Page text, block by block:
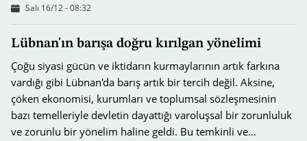
Salı 16/12 - 08:32
Lübnan'ın barışa doğru kırılgan yönelimi
Çoğu siyasi gücün ve iktidarın kurmaylarının artık farkına
vardığı gibi Lübnan'da barış artık bir tercih değil. Aksine,
çöken ekonomisi, kurumları ve toplumsal sözleşmesinin
bazı temelleriyle devletin dayattığı varoluşsal bir zorunluluk
ve zorunlu bir yönelim haline geldi. Bu temkinli ve…